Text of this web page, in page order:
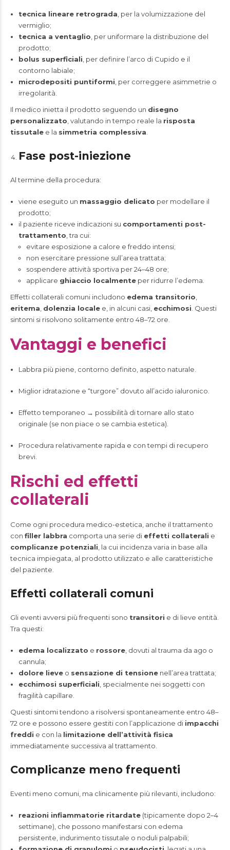
tecnica lineare retrograda , per la volumizzazione del
vermiglio;
tecnica a ventaglio , per uniformare la distribuzione del
prodotto;
bolus superficiali , per definire l’arco di Cupido e il
contorno labiale;
microdepositi puntiformi , per correggere asimmetrie o
irregolarità.
Il medico inietta il prodotto seguendo un disegno
personalizzato , valutando in tempo reale la risposta
tissutale e la simmetria complessiva
Fase post-iniezione
Al termine della procedura:
viene eseguito un massaggio delicato per modellare il
prodotto;
il paziente riceve indicazioni su comportamenti post-
trattamento , tra cui:
evitare esposizione a calore e freddo intensi;
non esercitare pressione sull’area trattata;
sospendere attività sportiva per 24–48 ore;
applicare ghiaccio localmente per ridurre l’edema.
Effetti collaterali comuni includono edema transitorio
eritema dolenzia locale e, in alcuni casi, ecchimosi . Questi
sintomi si risolvono solitamente entro 48–72 ore.
Vantaggi e benefici
Labbra più piene, contorno definito, aspetto naturale.
Miglior idratazione e “turgore” dovuto all’acido ialuronico.
Effetto temporaneo → possibilità di tornare allo stato
originale (se non piace o se cambia estetica).
Procedura relativamente rapida e con tempi di recupero
brevi.
Rischi ed effetti
collaterali
Come ogni procedura medico-estetica, anche il trattamento
con filler labbra comporta una serie di effetti collaterali e
complicanze potenziali , la cui incidenza varia in base alla
tecnica impiegata, al prodotto utilizzato e alle caratteristiche
del paziente.
Effetti collaterali comuni
Gli eventi avversi più frequenti sono transitori e di lieve entità.
Tra questi:
edema localizzato e rossore, dovuti al trauma da ago o
cannula;
dolore lieveo sensazione di tensionenell’area trattata;
ecchimosi superficiali , specialmente nei soggetti con
fragilità capillare.
Questi sintomi tendono a risolversi spontaneamente entro 48–
72 ore e possono essere gestiti con l’applicazione di impacchi
freddi e con la limitazione dell’attività fisica
immediatamente successiva al trattamento.
Complicanze meno frequenti
Eventi meno comuni, ma clinicamente più rilevanti, includono:
reazioni infiammatorie ritardate(tipicamente dopo 2–4
settimane), che possono manifestarsi con edema
persistente, indurimento tissutale o noduli palpabili;